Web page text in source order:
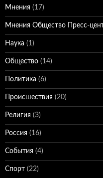
Мнения (17)
Мнения Общество Пресс-
Наука (1)
Общество (14)
Политика (6)
Происшествия (20)
Религия (3)
Россия (16)
События (4)
Спорт (22)